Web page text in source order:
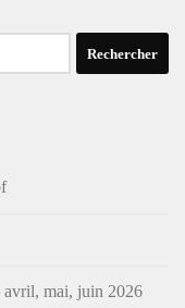
avril, mai, juin 2026